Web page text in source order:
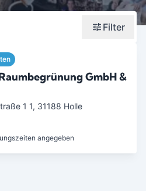
Filter
GmbH &
1 1, 31188 Holle
angegeben